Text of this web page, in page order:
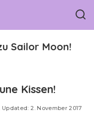
Sailor Moon!
Kissen!
Updated: 2. November 2017